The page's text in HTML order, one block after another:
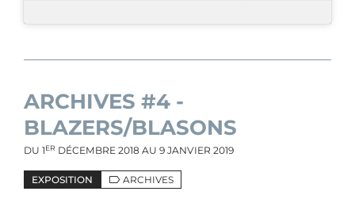
ARCHIVES #4 -
BLAZERS/BLASONS
DU 1ER DÉCEMBRE 2018 AU 9 JANVIER 2019
EXPOSITION ARCHIVES